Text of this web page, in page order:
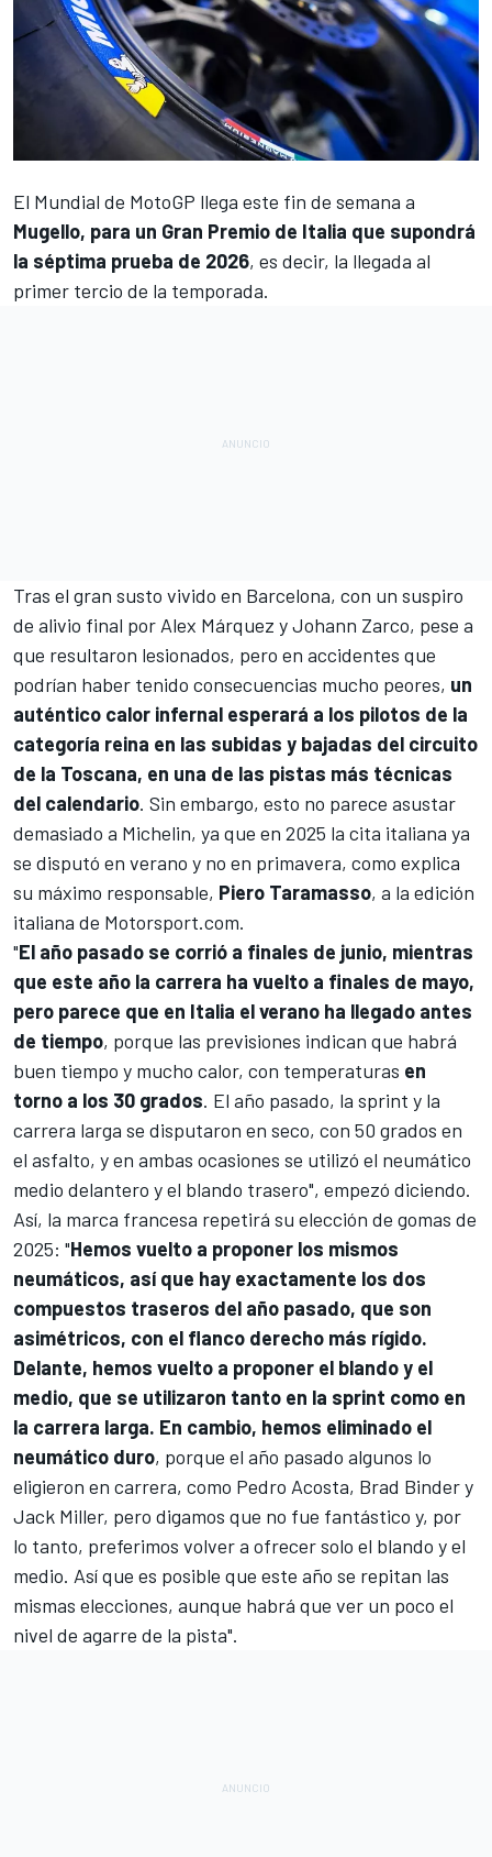
El Mundial de MotoGP llega este fin de semana a
Mugello, para un Gran Premio de Italia que supondrá
la séptima prueba de 2026, es decir, la llegada al
primer tercio de la temporada.
Tras el gran susto vivido en Barcelona, con un suspiro
de alivio final por Alex Márquez yJohann Zarco, pese a
que resultaron lesionados, pero en accidentes que
podrían haber tenido consecuencias mucho peores, un
auténtico calor infernal esperará a los pilotos de la
categoría reina en las subidas y bajadas del circuito
de la Toscana, en una de las pistas más técnicas
del calendario. Sin embargo, esto no parece asustar
demasiado a Michelin, ya que en 2025 la cita italiana ya
se disputó en verano y no en primavera, como explica
su máximo responsable, Piero Taramasso, a la edición
italiana de Motorsport.com.
"El año pasado se corrió a finales de junio, mientras
que este año la carrera ha vuelto a finales de mayo,
pero parece que en Italia el verano ha llegado antes
de tiempo, porque las previsiones indican que habrá
buen tiempo y mucho calor, con temperaturas en
torno a los 30 grados. El año pasado, la sprint y la
carrera larga se disputaron en seco, con 50 grados en
el asfalto, y en ambas ocasiones se utilizó el neumático
medio delantero y el blando trasero", empezó diciendo.
Así, la marca francesa repetirá su elección de gomas de
2025: "Hemos vuelto a proponer los mismos
neumáticos, así que hay exactamente los dos
compuestos traseros del año pasado, que son
asimétricos, con el flanco derecho más rígido.
Delante, hemos vuelto a proponer el blando y el
medio, que se utilizaron tanto en la sprint como en
la carrera larga. En cambio, hemos eliminado el
neumático duro, porque el año pasado algunos lo
eligieron en carrera, como Pedro Acosta, Brad Bindery
Jack Miller, pero digamos que no fue fantástico y, por
lo tanto, preferimos volver a ofrecer solo el blando y el
medio. Así que es posible que este año se repitan las
mismas elecciones, aunque habrá que ver un poco el
nivel de agarre de la pista".